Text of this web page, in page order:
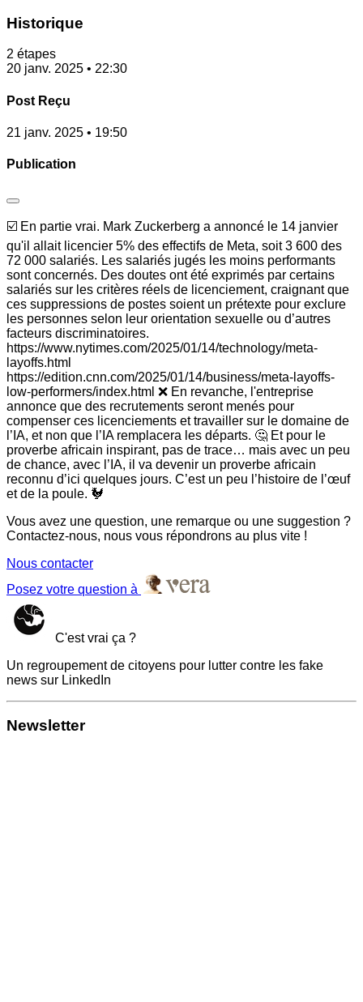
Historique
2 étapes
20 janv. 2025 • 22:30
Post Reçu
21 janv. 2025 • 19:50
Publication
☑️ En partie vrai. Mark Zuckerberg a annoncé le 14 janvier
qu'il allait licencier 5% des effectifs de Meta, soit 3 600 des
72 000 salariés. Les salariés jugés les moins performants
sont concernés. Des doutes ont été exprimés par certains
salariés sur les critères réels de licenciement, craignant que
ces suppressions de postes soient un prétexte pour exclure
les personnes selon leur orientation sexuelle ou d’autres
facteurs discriminatoires.
https://www.nytimes.com/2025/01/14/technology/meta-
layoffs.html
https://edition.cnn.com/2025/01/14/business/meta-layoffs-
low-performers/index.html ❌ En revanche, l'entreprise
annonce que des recrutements seront menés pour
compenser ces licenciements et travailler sur le domaine de
l’IA, et non que l’IA remplacera les départs. 🤔 Et pour le
proverbe africain inspirant, pas de trace… mais avec un peu
de chance, avec l’IA, il va devenir un proverbe africain
reconnu d’ici quelques jours. C’est un peu l’histoire de l’œuf
et de la poule. 🐓
Vous avez une question, une remarque ou une suggestion ?
Contactez-nous, nous vous répondrons au plus vite !
Nous contacter
Posez votre question à
C'est vrai ça ?
Un regroupement de citoyens pour lutter contre les fake
news sur LinkedIn
Newsletter